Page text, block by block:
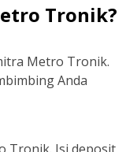
Tronik?
Metro Tronik.
Anda